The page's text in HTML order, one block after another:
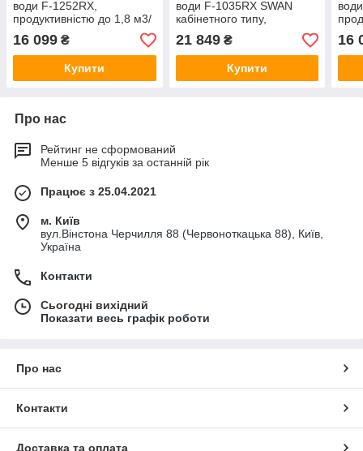
води F-1252RX,
продуктивністю до 1,8 м3/
годину (блакитний корпус)
(F128B)
16 099 ₴
Купити
води F-1035RX SWAN
кабінетного типу,
продуктивністю до 1,0 м3/
годину
21 849₴
Купити
16
Про нас
Рейтинг не сформований
Менше 5 відгуків за останній рік
Працює з 25.04.2021
м. Київ
вул.Вінстона Черчилля 88 (Червоноткацька 88), Київ,
Україна
Контакти
Сьогодні вихідний
Показати весь графік роботи
Про нас
Контакти
Доставка та оплата